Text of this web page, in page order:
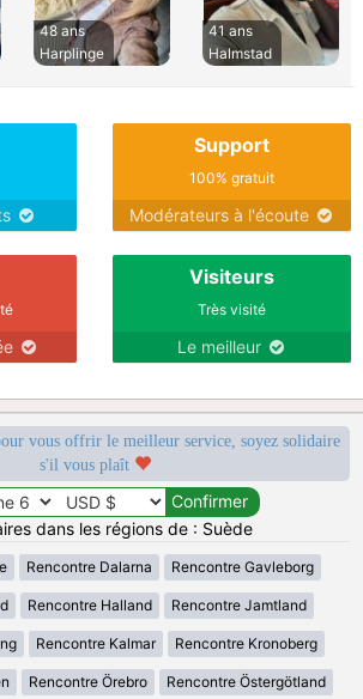
48 ans
Harplinge
41 ans
Halmstad
Support
100% gratuit
Modérateurs à l'écoute
Visiteurs
Très visité
Le meilleur
vous offrir le meilleur service, soyez solidaire
s'il vous plaît
dans les régions de : Suède
Rencontre Dalarna Rencontre Gavleborg
Rencontre Halland Rencontre Jamtland
Rencontre Kalmar Rencontre Kronoberg
Rencontre Örebro Rencontre Östergötland